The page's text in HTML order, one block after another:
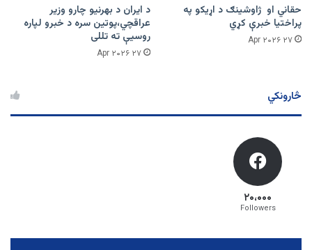
حقاني او ژاوشینګ د اړیکو په
پراختیا خبرې کړي
۲۷ Apr ۲۰۲۶
د ایران د بهرنیو چارو وزیر
عراقچي،پوتین سره د خبرو لپاره
روسیې ته تللی
۲۷ Apr ۲۰۲۶
څارونکي
۲۰،۰۰۰
Followers